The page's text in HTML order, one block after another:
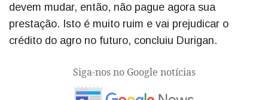
devem mudar, então, não pague agora sua
prestação. Isto é muito ruim e vai prejudicar o
crédito do agro no futuro, concluiu Durigan.
Siga-nos no Google notícias